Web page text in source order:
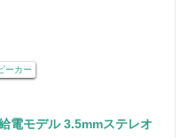
ーカー
電モデル 3.5mmステレオ